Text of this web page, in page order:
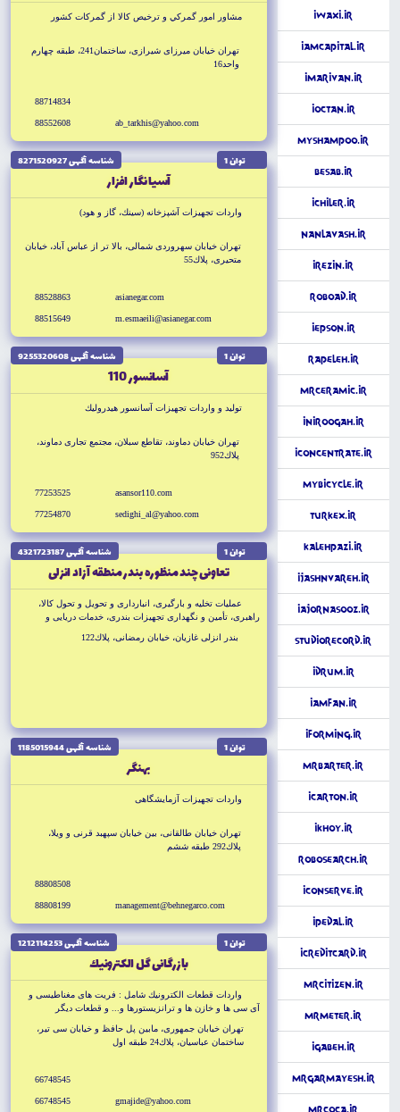
iWaxi.ir
iAmCapital.ir
iMarivan.ir
iOctan.ir
MyShampoo.ir
Besab.ir
iChiler.ir
NanLavash.ir
iRezin.ir
RoboAd.ir
iEpson.ir
Rapeleh.ir
MrCeramic.ir
iNiroogah.ir
iConcentrate.ir
MyBicycle.ir
Turkex.ir
KalehPazi.ir
iJashnvareh.ir
iAjornasooz.ir
StudioRecord.ir
iDrum.ir
iAmFan.ir
iForming.ir
MrBarter.ir
iCarton.ir
iKhoy.ir
RoboSearch.ir
iConserve.ir
iPedal.ir
iCreditCard.ir
MrCitizen.ir
MrMeter.ir
iGabeh.ir
MrGarmayesh.ir
MrCoca.ir
مشاور امور گمركي و ترخيص كالا از گمركات كشور
تهران خيابان ميرزاى شيرازى، ساختمان241، طبقه چهارم
واحد16
ab_tarkhis@yahoo.com
88714834
88552608
توان 1 شناسه آگهى 8271520927
آسيا نگار افزار
واردات تجهيزات آشپزخانه (سينك، گاز و هود)
تهران خيابان سهروردى شمالى، بالا تر از عباس آباد، خيابان
متحيرى، پلاك55
asianegar.com
m.esmaeili@asianegar.com
88528863
88515649
توان 1 شناسه آگهى 9255320608
آسانسور 110
توليد و واردات تجهيزات آسانسور هيدروليك
تهران خيابان دماوند، تقاطع سبلان، مجتمع تجارى دماوند،
پلاك952
asansor110.com
sedighi_al@yahoo.com
77253525
77254870
توان 1 شناسه آگهى 4321723187
تعاونى چند منظوره بندر منطقه آزاد انزلى
عمليات تخليه و بارگيرى، انباردارى و تحويل و تحول كالا،
راهبرى، تأمين و نگهدارى تجهيزات بندرى، خدمات دريايى و
بندر انزلى غازيان، خيابان رمضانى، پلاك122
توان 1 شناسه آگهى 1185015944
بهنگر
واردات تجهيزات آزمايشگاهى
تهران خيابان طالقانى، بين خيابان سپهبد قرنى و ويلا،
پلاك292 طبقه ششم
management@behnegarco.com
88808508
88808199
توان 1 شناسه آگهى 1212114253
بازرگانى گل الكترونيك
واردات قطعات الكترونيك شامل : فريت هاى مغناطيسى و
آى سى ها و خازن ها و ترانزيستورها و... و قطعات ديگر
تهران خيابان جمهورى، مابين پل حافظ و خيابان سى تير،
ساختمان عباسيان، پلاك24 طبقه اول
gmajide@yahoo.com
66748545
66748545